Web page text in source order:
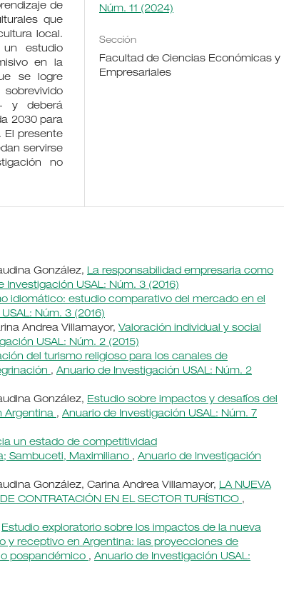
de
que
local.
estudio
en la
se logre
y deberá
2030 para
El presente
servirse
no
Núm. 11 (2024)
Sección
Facultad de Ciencias Económicas y
Empresariales
González, La responsabilidad empresaria como
Investigación USAL: Núm. 3 (2016)
idiomático: estudio comparativo del mercado en el
Núm. 3 (2016)
Andrea Villamayor, Valoración individual y social
USAL: Núm. 2 (2015)
del turismo religioso para los canales de
, Anuario de Investigación USAL: Núm. 2
González, Estudio sobre impactos y desafíos del
Argentina , Anuario de Investigación USAL: Núm. 7
un estado de competitividad
Sambuceti, Maximiliano , Anuario de Investigación
González, Carina Andrea Villamayor, LA NUEVA
CONTRATACIÓN EN EL SECTOR TURÍSTICO ,
Estudio exploratorio sobre los impactos de la nueva
y receptivo en Argentina: las proyecciones de
pospandémico , Anuario de Investigación USAL: